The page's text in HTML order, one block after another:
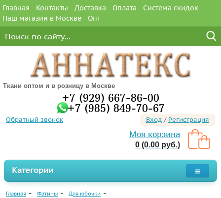
Главная Контакты Доставка Оплата
Система скидок
Наш магазин в Москве
Опт
Ткани оптом и в розницу в Москве
+7 (929) 667-86-00
+7 (985) 849-70-67
Обратный звонок Вход / Регистрация
Моя корзина
0 (0.00 руб.)
Категории
Главная Фатины Для юбочки